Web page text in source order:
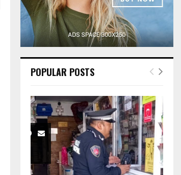
POPULAR POSTS